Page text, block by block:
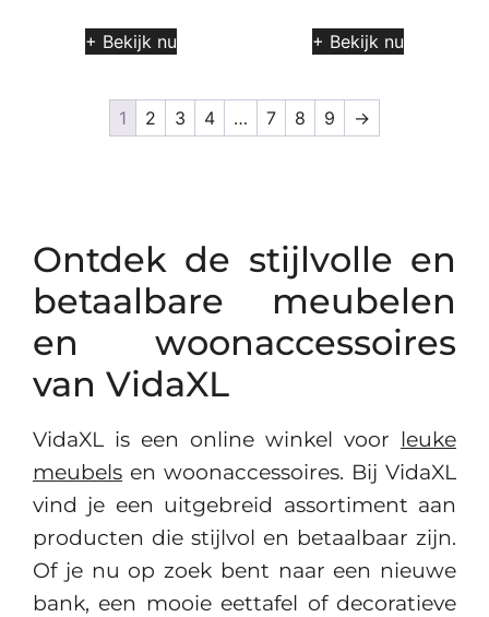
+ Bekijk nu + Bekijk nu
1 2 3 4 … 7 8 9 →
Ontdek de stijlvolle en
betaalbare meubelen
en woonaccessoires
van VidaXL
VidaXL is een online winkel voor leuke
meubels en woonaccessoires. Bij VidaXL
vind je een uitgebreid assortiment aan
producten die stijlvol en betaalbaar zijn.
Of je nu op zoek bent naar een nieuwe
bank, een mooie eettafel of decoratieve